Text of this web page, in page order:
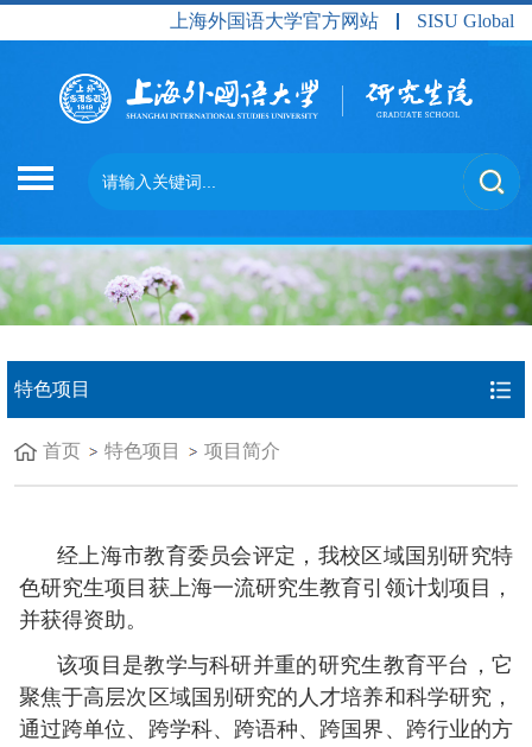
上海外国语大学官方网站 SISU Global
特色项目
首页 特色项目 项目简介
经上海市教育委员会评定，我校区域国别研究特
色研究生项目获上海一流研究生教育引领计划项目，
并获得资助。
该项目是教学与科研并重的研究生教育平台，它
聚焦于高层次区域国别研究的人才培养和科学研究，
通过跨单位、跨学科、跨语种、跨国界、跨行业的方